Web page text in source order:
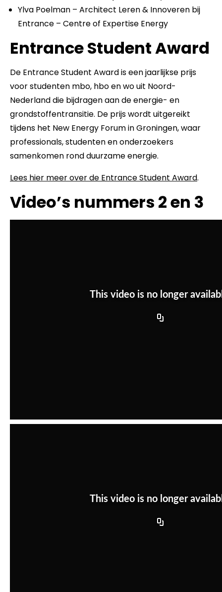
Ylva Poelman – Architect Leren & Innoveren bij
Entrance – Centre of Expertise Energy
Entrance Student Award
De Entrance Student Award is een jaarlijkse prijs
voor studenten mbo, hbo en wo uit Noord-
Nederland die bijdragen aan de energie- en
grondstoffentransitie. De prijs wordt uitgereikt
tijdens het New Energy Forum in Groningen, waar
professionals, studenten en onderzoekers
samenkomen rond duurzame energie.
Lees hier meer over de Entrance Student Award.
Video’s nummers 2 en 3